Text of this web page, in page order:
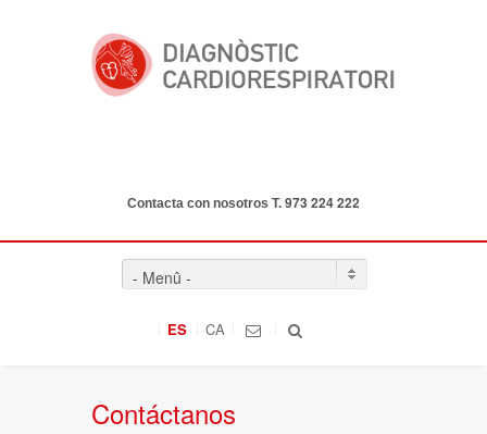
Contacta con nosotros T. 973 224 222
- Menû -
ES CA
Contáctanos